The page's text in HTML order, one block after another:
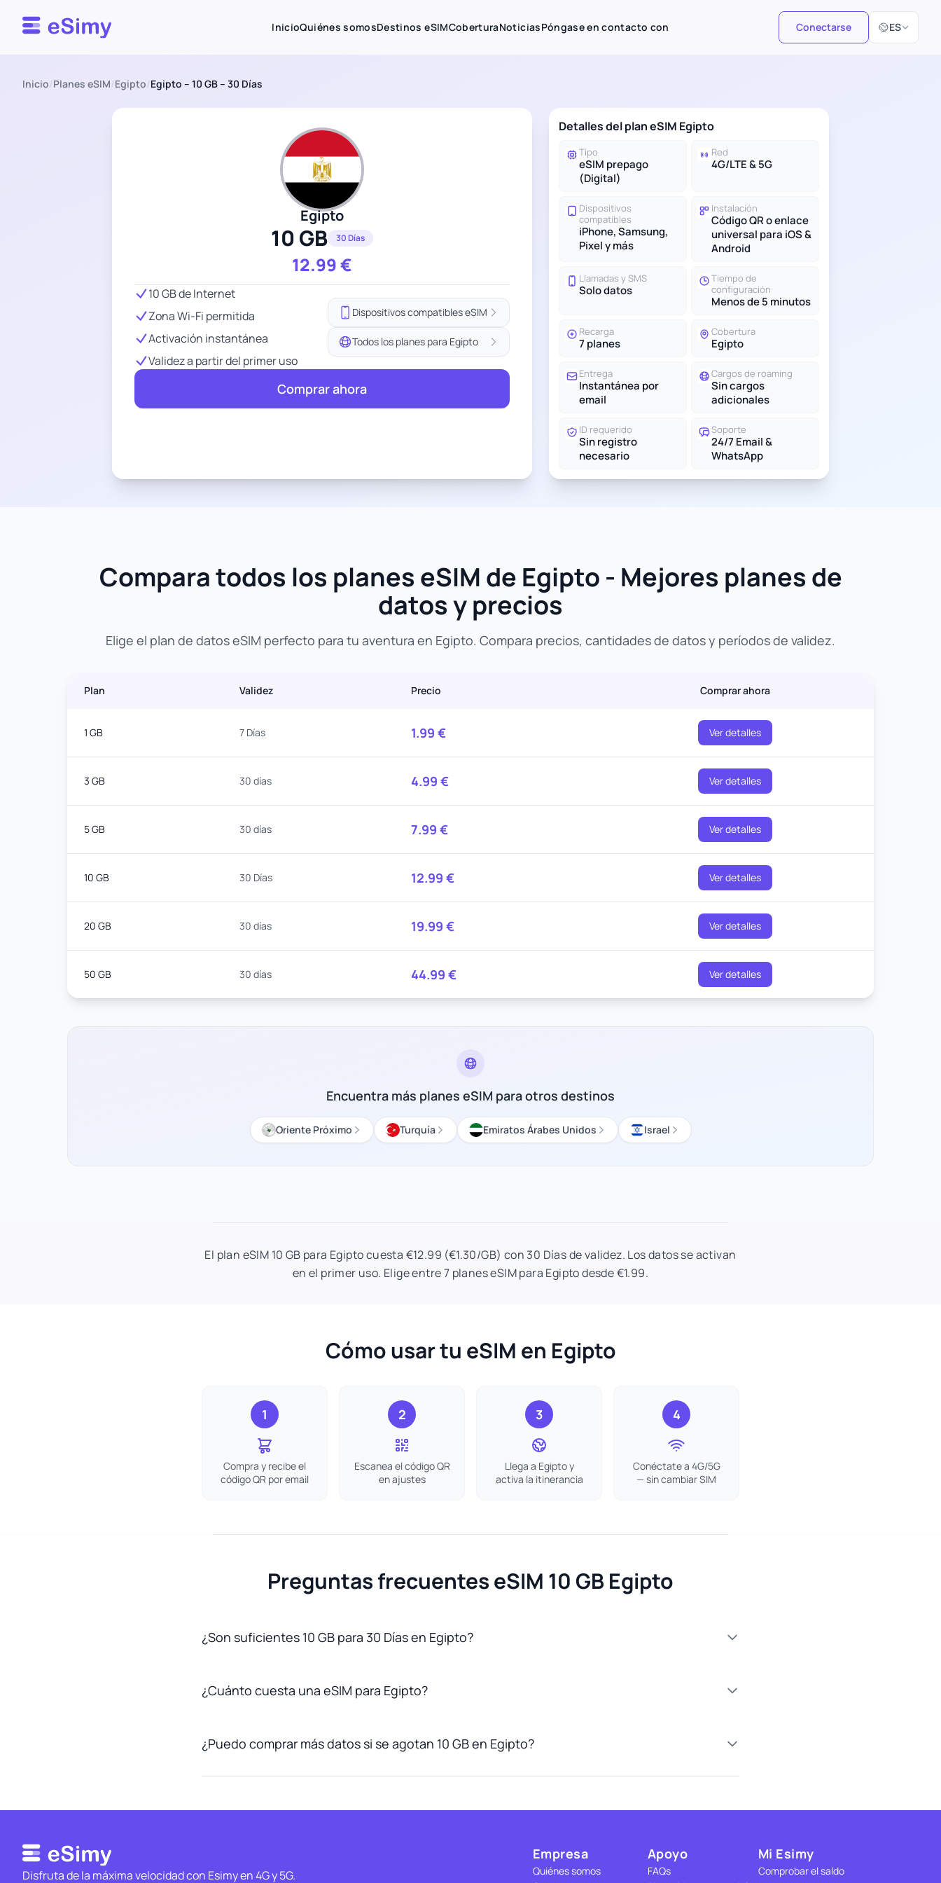
Esimy InicioQuiénes somosDestinos eSIMCoberturaNoticiasPóngase en contacto con Conectarse ES
Seleccionar
Inicio/Planes eSIM/Egipto/Egipto – 10 GB – 30 Días
Egipto
10 GB 30 Días
12.99€
10 GB de Internet
Zona Wi-Fi permitida
Activación instantánea
Validez a partir del primer uso
Dispositivos compatibles eSIM
Todos los planes para Egipto
Comprar ahora
Detalles del plan eSIM Egipto
Tipo
eSIM prepago
(Digital)
Red
4G/LTE & 5G
Dispositivos
compatibles
iPhone, Samsung,
Pixel y más
Instalación
Código QR o enlace
universal para iOS &
Android
Llamadas y SMS
Solo datos
Tiempo de
configuración
Menos de 5 minutos
Recarga
7 planes
Cobertura
Egipto
Entrega
Instantánea por
email
Cargos de roaming
Sin cargos
adicionales
ID requerido
Sin registro
necesario
Soporte
24/7 Email &
WhatsApp
Compara todos los planes eSIM de Egipto - Mejores planes de
datos y precios
Elige el plan de datos eSIM perfecto para tu aventura en Egipto. Compara precios, cantidades de datos y períodos de validez.
Plan Validez Precio Comprar ahora
1 GB 7 Días 1.99 € Ver detalles
3 GB 30 días 4.99 € Ver detalles
5 GB 30 días 7.99 € Ver detalles
10 GB 30 Días 12.99 € Ver detalles
20 GB 30 días 19.99 € Ver detalles
50 GB 30 días 44.99 € Ver detalles
Encuentra más planes eSIM para otros destinos
Oriente Próximo Turquía Emiratos Árabes Unidos Israel
El plan eSIM 10 GB para Egipto cuesta €12.99 (€1.30/GB) con 30 Días de validez. Los datos se activan
en el primer uso. Elige entre 7 planes eSIM para Egipto desde €1.99.
Cómo usar tu eSIM en Egipto
1
Compra y recibe el
código QR por email
2
Escanea el código QR
en ajustes
3
Llega a Egipto y
activa la itinerancia
4
Conéctate a 4G/5G
— sin cambiar SIM
Preguntas frecuentes eSIM 10 GB Egipto
¿Son suficientes 10 GB para 30 Días en Egipto?
¿Cuánto cuesta una eSIM para Egipto?
¿Puedo comprar más datos si se agotan 10 GB en Egipto?
Disfruta de la máxima velocidad con Esimy en 4G y 5G.
Empresa
Quiénes somos
Apoyo
FAQs
Mi Esimy
Comprobar el saldo